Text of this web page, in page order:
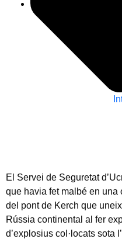
El Servei de Seguretat
que havia fet malbé en
del pont de Kerch que
Rússia continental al fer
d’explosius col·locats sota